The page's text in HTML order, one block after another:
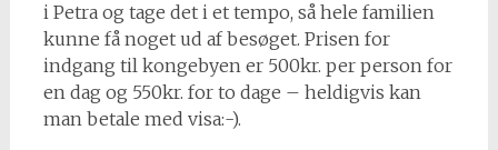
i Petra og tage det i et tempo, så hele familien
kunne få noget ud af besøget. Prisen for
indgang til kongebyen er 500kr. per person for
en dag og 550kr. for to dage – heldigvis kan
man betale med visa:-).